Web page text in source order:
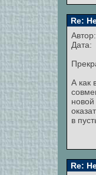
Re:
Дата:
А как
в
Re: